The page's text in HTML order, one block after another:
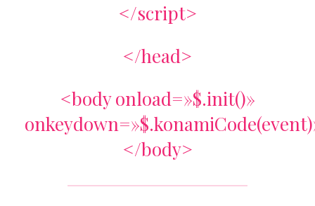
</script>
</head>
<body onload=»$.init()»
</body>